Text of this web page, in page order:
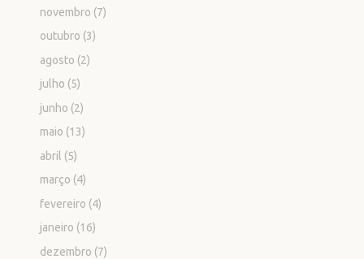
novembro (7)
outubro (3)
agosto (2)
julho (5)
junho (2)
maio (13)
abril (5)
março (4)
fevereiro (4)
janeiro (16)
dezembro (7)